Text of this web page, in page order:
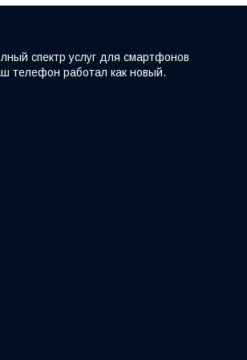
спектр услуг для смартфонов
телефон работал как новый.